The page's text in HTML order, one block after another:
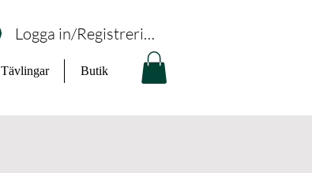
Logga in/Registrering
Tävlingar Butik